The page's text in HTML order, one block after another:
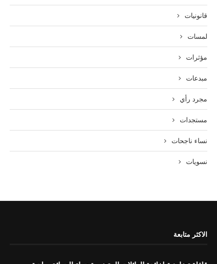
قانونيات
لمسات
مؤثرات
مبدعات
مجرد رأي
مستجدات
نساء ناجحات
نسويات
الاكثر متابعة